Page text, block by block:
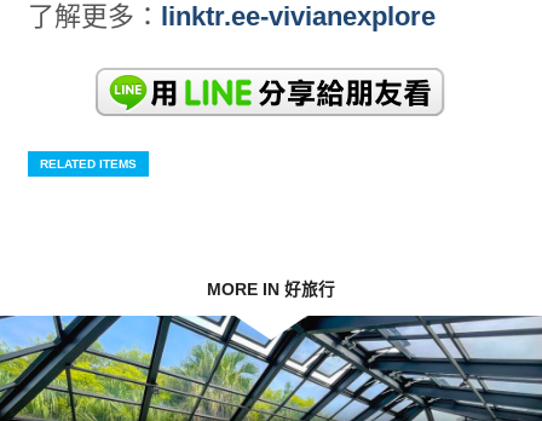
了解更多： linktr.ee-vivianexplore
RELATED ITEMS
MORE IN 好旅行